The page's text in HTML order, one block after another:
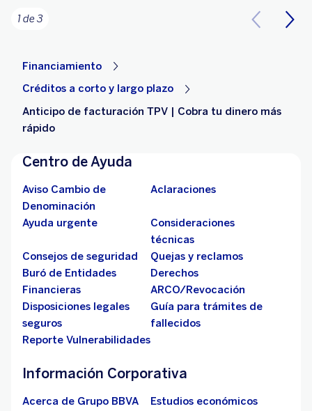
1 de 3
Financiamiento
Créditos a corto y largo plazo
Anticipo de facturación TPV | Cobra tu dinero más
rápido
Centro de Ayuda
Aviso Cambio de
Denominación
Aclaraciones
Ayuda urgente
Consideraciones
técnicas
Consejos de seguridad
Quejas y reclamos
Buró de Entidades
Financieras
Derechos
ARCO/Revocación
Disposiciones legales
seguros
Guía para trámites de
fallecidos
Reporte Vulnerabilidades
Información Corporativa
Acerca de Grupo BBVA
Estudios económicos